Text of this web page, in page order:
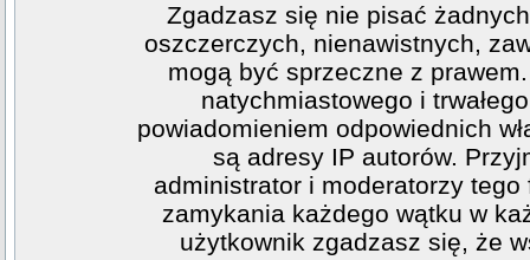
Zgadzasz się nie pisać
oszczerczych, nienawistnych,
mogą być sprzeczne z
natychmiastowego i
powiadomieniem odpowiednich
są adresy IP autorów.
administrator i moderatorzy
zamykania każdego wątku w
użytkownik zgadzasz się, że